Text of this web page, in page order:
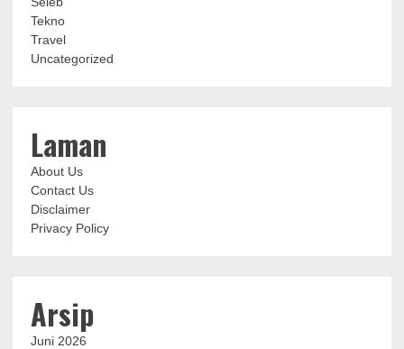
Tekno
Travel
Uncategorized
Laman
About Us
Contact Us
Disclaimer
Privacy Policy
Arsip
Juni 2026